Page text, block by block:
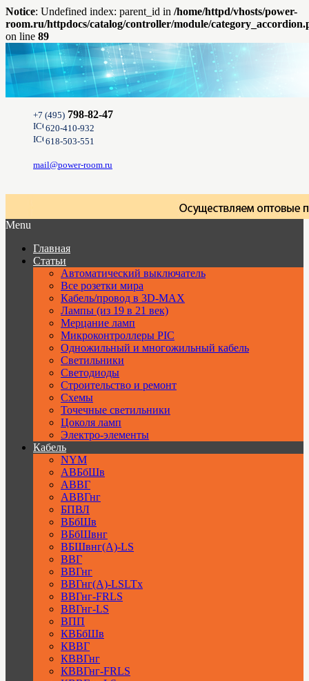
Notice: Undefined index: parent_id in /home/httpd/vhosts/power-
room.ru/httpdocs/catalog/controller/module/
on line 89
+7 (495) 798-82-47
620-410-932
618-503-551
mail@power-room.ru
Menu
Главная
Статьи
Автоматический выключатель
Все розетки мира
Кабель/провод в 3D-MAX
Лампы (из 19 в 21 век)
Мерцание ламп
Микроконтроллеры PIC
Одножильный и многожильный кабель
Светильники
Светодиоды
Строительство и ремонт
Схемы
Точечные светильники
Цоколя ламп
Электро-элементы
Кабель
NYM
АВБбШв
АВВГ
АВВГнг
БПВЛ
ВБбШв
ВБбШвнг
ВБШвнг(А)-LS
ВВГ
ВВГнг
ВВГнг(А)-LSLTx
ВВГнг-FRLS
ВВГнг-LS
ВПП
КВБбШв
КВВГ
КВВГнг
КВВГнг-FRLS